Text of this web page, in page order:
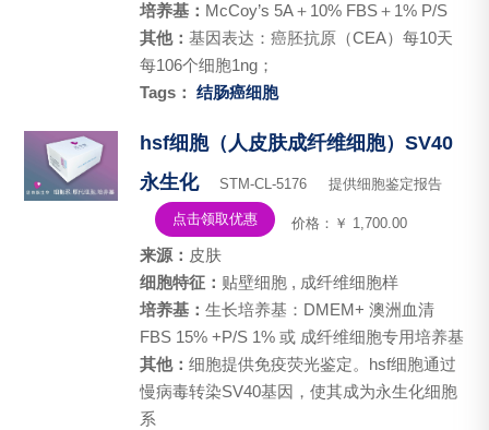
培养基： McCoy’s 5A＋10% FBS＋1% P/S
其他： 基因表达：癌胚抗原（CEA）每10天
每106个细胞1ng；
Tags： 结肠癌细胞
hsf细胞（人皮肤成纤维细胞）SV40
永生化
STM-CL-5176 提供细胞鉴定报告
价格：￥ 1,700.00
点击领取优惠
来源： 皮肤
细胞特征： 贴壁细胞 , 成纤维细胞样
培养基： 生长培养基：DMEM+ 澳洲血清
FBS 15% +P/S 1% 或 成纤维细胞专用培养基
其他： 细胞提供免疫荧光鉴定。hsf细胞通过
慢病毒转染SV40基因，使其成为永生化细胞
系